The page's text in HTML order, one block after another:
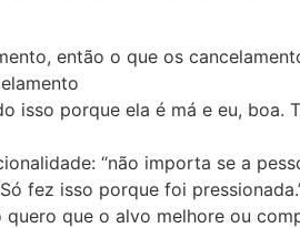
então o que os
isso porque ela é má e eu, boa.
“não importa se a
fez isso porque foi
que o alvo melhore ou